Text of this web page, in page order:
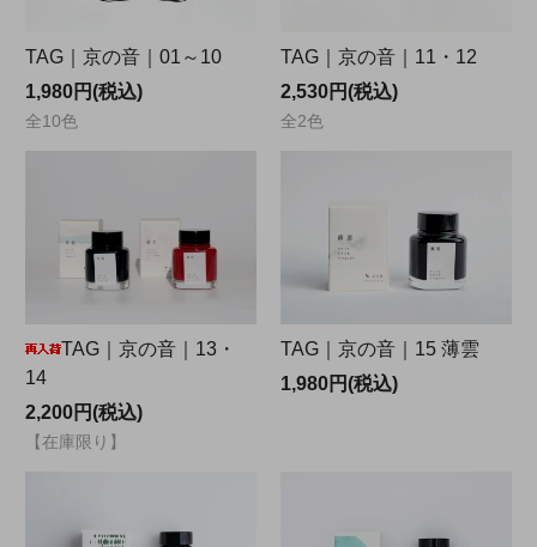
TAG｜京の音｜01～10
1,980円(税込)
全10色
TAG｜京の音｜11・12
2,530円(税込)
全2色
TAG｜京の音｜13・
14
2,200円(税込)
【在庫限り】
TAG｜京の音｜15 薄雲
1,980円(税込)